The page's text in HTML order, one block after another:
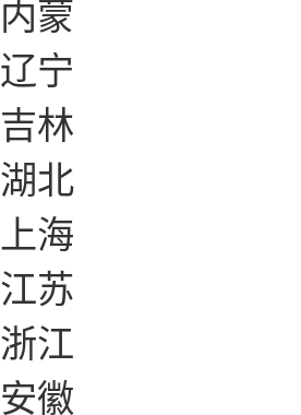
内蒙
辽宁
吉林
湖北
上海
江苏
浙江
安徽